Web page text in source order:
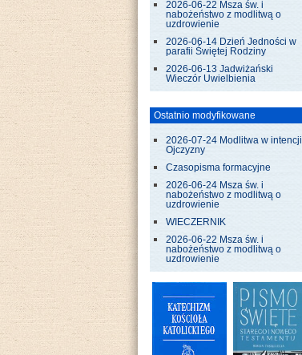
2026-06-22 Msza św. i
nabożeństwo z modlitwą o
uzdrowienie
2026-06-14 Dzień Jedności w
parafii Świętej Rodziny
2026-06-13 Jadwiżański
Wieczór Uwielbienia
Ostatnio modyfikowane
2026-07-24 Modlitwa w intencji
Ojczyzny
Czasopisma formacyjne
2026-06-24 Msza św. i
nabożeństwo z modlitwą o
uzdrowienie
WIECZERNIK
2026-06-22 Msza św. i
nabożeństwo z modlitwą o
uzdrowienie